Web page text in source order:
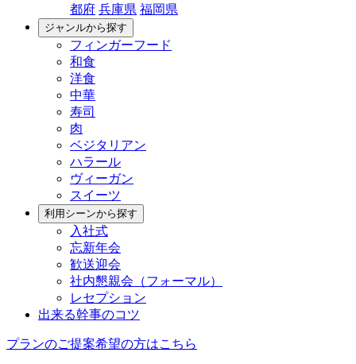
都府 兵庫県 福岡県
ジャンルから探す
フィンガーフード
和食
洋食
中華
寿司
肉
ベジタリアン
ハラール
ヴィーガン
スイーツ
利用シーンから探す
入社式
忘新年会
歓送迎会
社内懇親会（フォーマル）
レセプション
出来る幹事のコツ
プランのご提案希望の方はこちら